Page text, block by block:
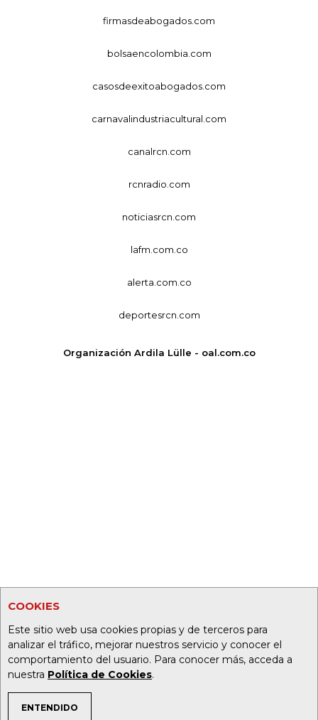
COOKIES
Este sitio web usa cookies propias y de terceros para
analizar el tráfico, mejorar nuestros servicio y conocer el
comportamiento del usuario. Para conocer más, acceda a
nuestra Política de Cookies.
ENTENDIDO
firmasdeabogados.com
bolsaencolombia.com
casosdeexitoabogados.com
carnavalindustriacultural.com
canalrcn.com
rcnradio.com
noticiasrcn.com
lafm.com.co
alerta.com.co
deportesrcn.com
Organización Ardila Lülle - oal.com.co